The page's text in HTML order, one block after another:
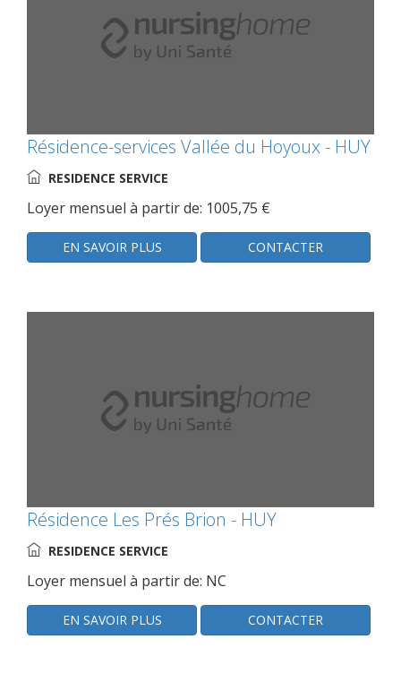
Résidence-services Vallée du Hoyoux - HUY
RESIDENCE SERVICE
Loyer mensuel à partir de: 1005,75 €
EN SAVOIR PLUS CONTACTER
Résidence Les Prés Brion - HUY
RESIDENCE SERVICE
Loyer mensuel à partir de: NC
EN SAVOIR PLUS CONTACTER